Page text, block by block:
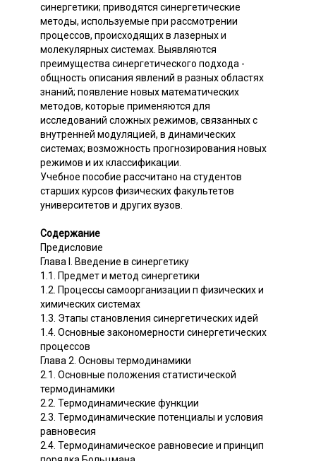
синергетики; приводятся синергетические
методы, используемые при рассмотрении
процессов, происходящих в лазерных и
молекулярных системах. Выявляются
преимущества синергетического подхода -
общность описания явлений в разных областях
знаний; появление новых математических
методов, которые применяются для
исследований сложных режимов, связанных с
внутренней модуляцией, в динамических
системах; возможность прогнозирования новых
режимов и их классификации.
Учебное пособие рассчитано на студентов
старших курсов физических факультетов
университетов и других вузов.
Содержание
Предисловие
Глава I. Введение в синергетику
1.1. Предмет и метод синергетики
1.2. Процессы самоорганизации п физических и
химических системах
1.3. Этапы становления синергетических идей
1.4. Основные закономерности синергетических
процессов
Глава 2. Основы термодинамики
2.1. Основные положения статистической
термодинамики
2.2. Термодинамические функции
2.3. Термодинамические потенциалы и условия
равновесия
2.4. Термодинамическое равновесие и принцип